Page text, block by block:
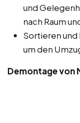
und
nach Raum
Sortieren
um den
Demontage von